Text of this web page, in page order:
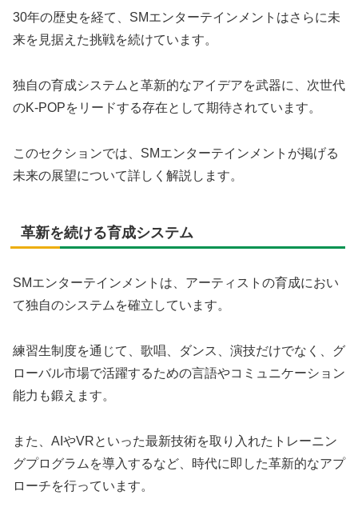
30年の歴史を経て、SMエンターテインメントはさらに未
来を見据えた挑戦を続けています。
独自の育成システムと革新的なアイデアを武器に、次世代
のK-POPをリードする存在として期待されています。
このセクションでは、SMエンターテインメントが掲げる
未来の展望について詳しく解説します。
革新を続ける育成システム
SMエンターテインメントは、アーティストの育成におい
て独自のシステムを確立しています。
練習生制度を通じて、歌唱、ダンス、演技だけでなく、グ
ローバル市場で活躍するための言語やコミュニケーション
能力も鍛えます。
また、AIやVRといった最新技術を取り入れたトレーニン
グプログラムを導入するなど、時代に即した革新的なアプ
ローチを行っています。